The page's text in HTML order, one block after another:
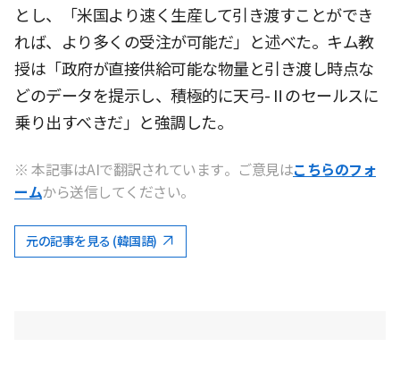
とし、「米国より速く生産して引き渡すことができ
れば、より多くの受注が可能だ」と述べた。キム教
授は「政府が直接供給可能な物量と引き渡し時点な
どのデータを提示し、積極的に天弓-Ⅱのセールスに
乗り出すべきだ」と強調した。
※ 本記事はAIで翻訳されています。ご意見はこちらのフォ
ームから送信してください。
元の記事を見る (韓国語)